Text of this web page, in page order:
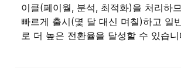
이클(페이월, 분석, 최적화)을 처리하
빠르게 출시(몇 달 대신 며칠)하고 일
로 더 높은 전환율을 달성할 수 있습니